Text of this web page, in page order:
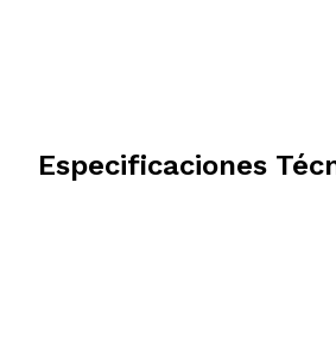
Especificaciones